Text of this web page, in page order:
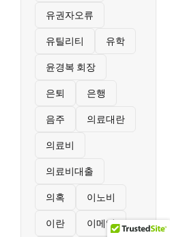
유권자오류
유틸리티 유학
윤경복 회장
은퇴 은행
음주 의료대란
의료비
의료비대출
의혹 이노비
이란 이메일